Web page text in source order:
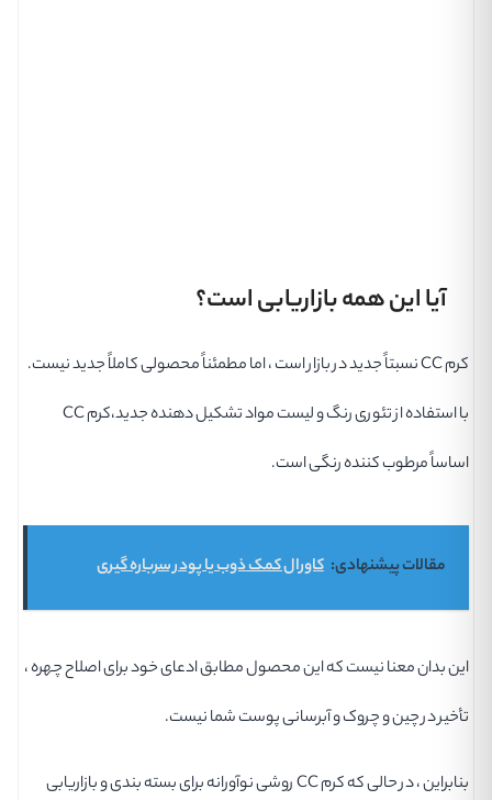
آیا این همه بازاریابی است؟
کرم CC نسبتاً جدید در بازار است ، اما مطمئناً محصولی کاملاً جدید نیست.
با استفاده از تئوری رنگ و لیست مواد تشکیل دهنده جدید،کرم CC
اساساً مرطوب کننده رنگی است.
مقالات پیشنهادی: کاورال کمک ذوب یا پودر سرباره گیری
این بدان معنا نیست که این محصول مطابق ادعای خود برای اصلاح چهره ،
تأخیر در چین و چروک و آبرسانی پوست شما نیست.
بنابراین ، در حالی که کرم CC روشی نوآورانه برای بسته بندی و بازاریابی